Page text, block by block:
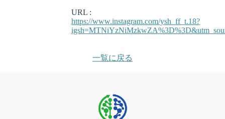
URL :
https://www.instagram.com/ysh_ff_t.18?
一覧に戻る